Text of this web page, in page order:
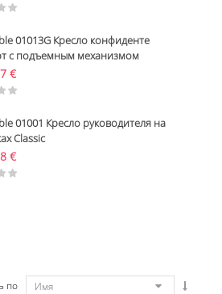
01013G Кресло конфиденте
с подъемным механизмом
€
01001 Кресло руководителя на
Classic
€
по Имя